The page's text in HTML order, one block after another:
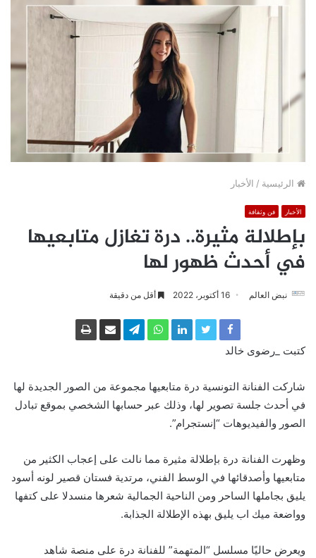
الرئيسية / الأخبار
الأخبار فن وثقافة
بإطلالة مثيرة.. درة تغازل متابعيها
في أحدث ظهور لها
نبض العالم 16 أكتوبر، 2022 أقل من دقيقة
كتبت _رضوى خالد
شاركت الفنانة التونسية درة متابعيها مجموعة من الصور الجديدة لها
في أحدث جلسة تصوير لها، وذلك عبر حسابها الشخصي بموقع تبادل
الصور والفيديوهات “إنستجرام”.
وظهرت الفنانة درة بإطلالة مثيرة مما نالت على إعجاب الكثير من
متابعيها وأصدقائها في الوسط الفني، مرتدية فستان قصير لونه أسود
يليق بجاملها الساحر ومن الناحية الجمالية شعرها منسدلا على كتفها
وواضعة ميك اب يليق بهذه الإطلالة الجذابة.
ويعرض حاليًا مسلسل “المتهمة” للفنانة درة على منصة شاهد